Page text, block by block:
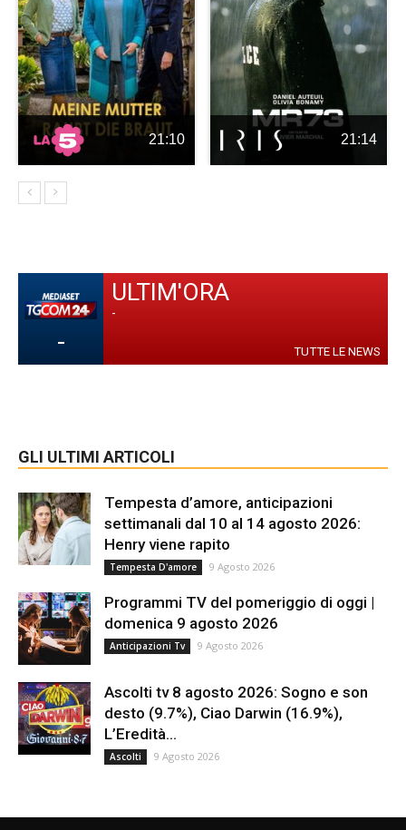
21:10 21:14
-
ULTIM'ORA
-
TUTTE LE NEWS
GLI ULTIMI ARTICOLI
Tempesta d’amore, anticipazioni
settimanali dal 10 al 14 agosto 2026:
Henry viene rapito
Tempesta D'amore 9 Agosto 2026
Programmi TV del pomeriggio di oggi |
domenica 9 agosto 2026
Anticipazioni Tv 9 Agosto 2026
Ascolti tv 8 agosto 2026: Sogno e son
desto (9.7%), Ciao Darwin (16.9%),
L’Eredità...
Ascolti 9 Agosto 2026